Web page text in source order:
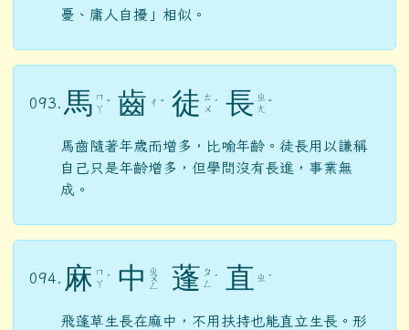
憂、庸人自擾」相似。
093. 馬 ㄇ
ㄚ ˇ 齒 ㄔ ˇ 徒 ㄊ
ㄨ ˊ 長 ㄓ
ㄤ ˇ
馬齒隨著年歲而增多，比喻年齡。徒長用以謙稱
自己只是年齡增多，但學問沒有長進，事業無
成。
094. 麻 ㄇ
ㄚ ˊ 中 ㄓ
ㄨ
ㄥ 蓬 ㄆ
ㄥ
ˊ 直 ㄓ ˊ
飛蓬草生長在麻中，不用扶持也能直立生長。形